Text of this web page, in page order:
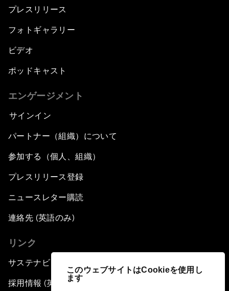
このウェブサイトはCookieを使用し
ます
プレスリリース
フォトギャラリー
ビデオ
ポッドキャスト
エンゲージメント
サインイン
パートナー（組織）について
参加する（個人、組織）
プレスリリース登録
ニュースレター購読
連絡先 (英語のみ)
リンク
サステナビリティへの取り組み
採用情報 (英語のみ)